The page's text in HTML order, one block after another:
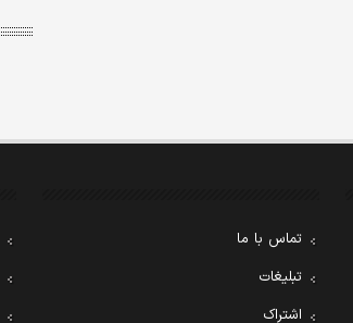
تماس با ما
تبلیغات
اشتراک